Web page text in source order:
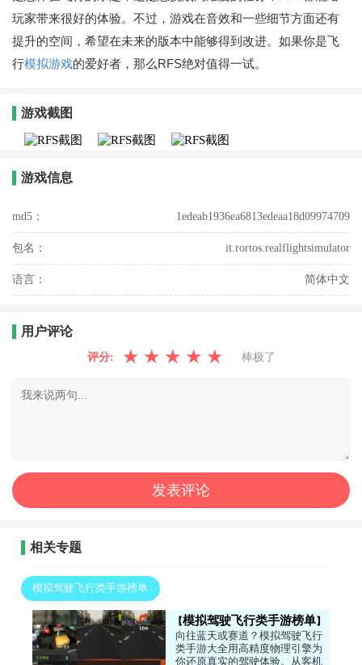
玩家带来很好的体验。不过，游戏在音效和一些细节方面还有
提升的空间，希望在未来的版本中能够得到改进。如果你是飞
行模拟游戏的爱好者，那么RFS绝对值得一试。
游戏截图
游戏信息
md5： 1edeab1936ea6813edeaa18d09974709
包名： it.rortos.realflightsimulator
语言： 简体中文
用户评论
评分: ★ ★ ★ ★ ★ 棒极了
相关专题
模拟驾驶飞行类手游榜单
模拟驾驶飞行类手游榜单
向往蓝天或赛道？模拟驾驶飞行
类手游大全用高精度物理引擎为
你还原真实的驾驶体验。从客机